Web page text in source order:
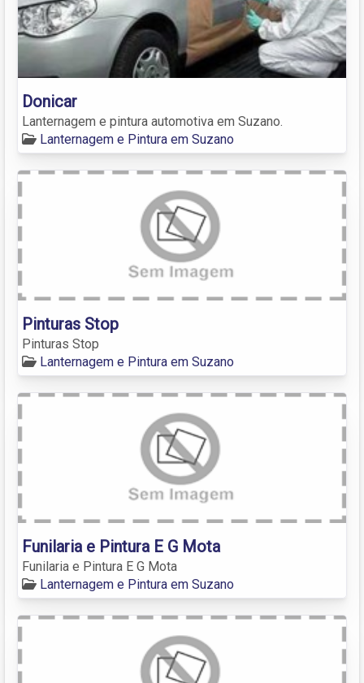
Donicar
Lanternagem e pintura automotiva em Suzano.
Lanternagem e Pintura em Suzano
Pinturas Stop
Pinturas Stop
Lanternagem e Pintura em Suzano
Funilaria e Pintura E G Mota
Funilaria e Pintura E G Mota
Lanternagem e Pintura em Suzano